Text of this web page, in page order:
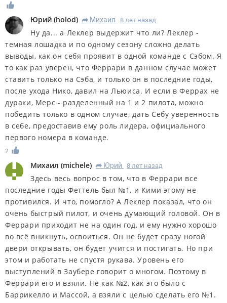
Юрий (holod) R Михаил 8 лет назад
Ну да... а Леклер выдержит что ли? Леклер -
темная лошадка и по одному сезону сложно делать
выводы, как он себя проявит в одной команде с Сэбом. Я
то как раз уверен, что Феррари в данном случае может
ставить только на Сэба, и только он в последние годы,
после ухода Нико, давил на Льюиса. И если в Феррах не
дураки, Мерс - разделенный на 1 и 2 пилота, можно
победить только в одном случае, дать Себу уверенность
в себе, предоставив ему роль лидера, официального
первого номера в команде.
2
Михаил (michele) R Юрий 8 лет назад
Здесь весь вопрос в том, что в Феррари все
последние годы Феттель был №1, и Кими этому не
противился. И что, помогло? А Леклер показал, что он
очень быстрый пилот, и очень думающий головой. Он в
Феррари приходит не на один год, и ему нужно хорошо
во всё вникнуть, освоиться. Он не будет сразу ногой
двери открывать, он будет учится и постигать. Но при
этом и работать не спустя рукава. Уровень его
выступлений в Заубере говорит о многом. Поэтому в
Феррари его и взяли. Не как №2, как это было с
Баррикелло и Массой, а взяли с целью сделать его №1.